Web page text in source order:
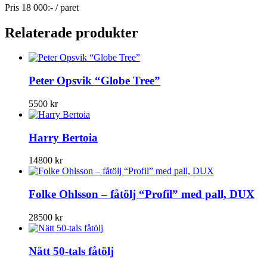
Pris 18 000:- / paret
Relaterade produkter
Peter Opsvik “Globe Tree”
5500 kr
Harry Bertoia
14800 kr
Folke Ohlsson – fåtölj “Profil” med pall, DUX
28500 kr
Nätt 50-tals fåtölj